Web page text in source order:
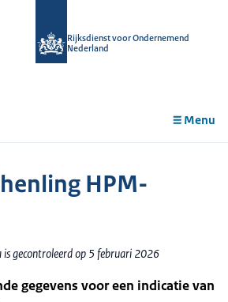
Rijksdienst voor Ondernemend
Nederland
Menu
HPM-
is gecontroleerd op 5 februari 2026
gegevens voor een indicatie van